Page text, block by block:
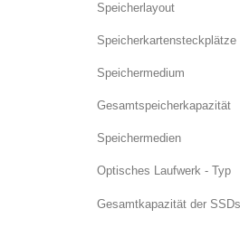
Speicherlayout
Speicherkartensteckplätze
Speichermedium
Gesamtspeicherkapazität
Speichermedien
Optisches Laufwerk - Typ
Gesamtkapazität der SSDs